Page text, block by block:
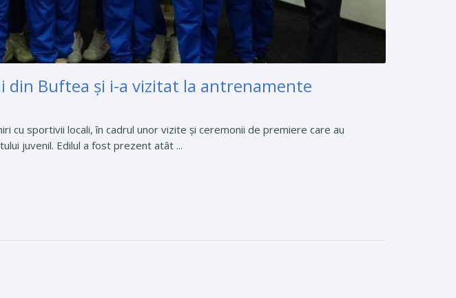
Buftea şi i-a vizitat la antrenamente
cu sportivii locali, în cadrul unor vizite și ceremonii de premiere care au
juvenil. Edilul a fost prezent atât ...